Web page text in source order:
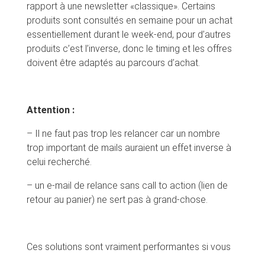
rapport à une newsletter «classique». Certains
produits sont consultés en semaine pour un achat
essentiellement durant le week-end, pour d’autres
produits c’est l’inverse, donc le timing et les offres
doivent être adaptés au parcours d’achat.
Attention :
– Il ne faut pas trop les relancer car un nombre
trop important de mails auraient un effet inverse à
celui recherché.
– un e-mail de relance sans call to action (lien de
retour au panier) ne sert pas à grand-chose.
Ces solutions sont vraiment performantes si vous